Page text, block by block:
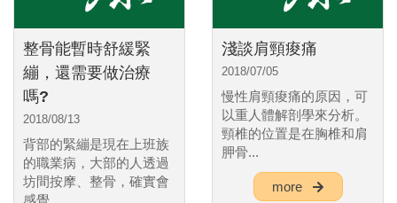
整骨能暫時舒緩緊
繃，還需要做治療
嗎?
2018/08/13
背部的緊繃是現在上班族
的職業病，大部的人透過
坊間按摩、整骨，確實會
感覺...
淺談肩頸痠痛
2018/07/05
慢性肩頸痠痛的原因，可
以重人體解剖學來分析。
頸椎的位置是在胸椎和肩
胛骨...
more